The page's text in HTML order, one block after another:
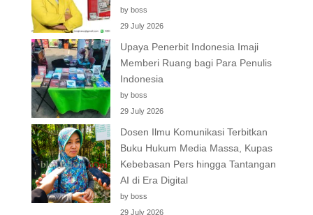
by boss
29 July 2026
Upaya Penerbit Indonesia Imaji
Memberi Ruang bagi Para Penulis
Indonesia
by boss
29 July 2026
Dosen Ilmu Komunikasi Terbitkan
Buku Hukum Media Massa, Kupas
Kebebasan Pers hingga Tantangan
AI di Era Digital
by boss
29 July 2026